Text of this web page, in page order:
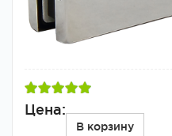
Цена:
В корзину